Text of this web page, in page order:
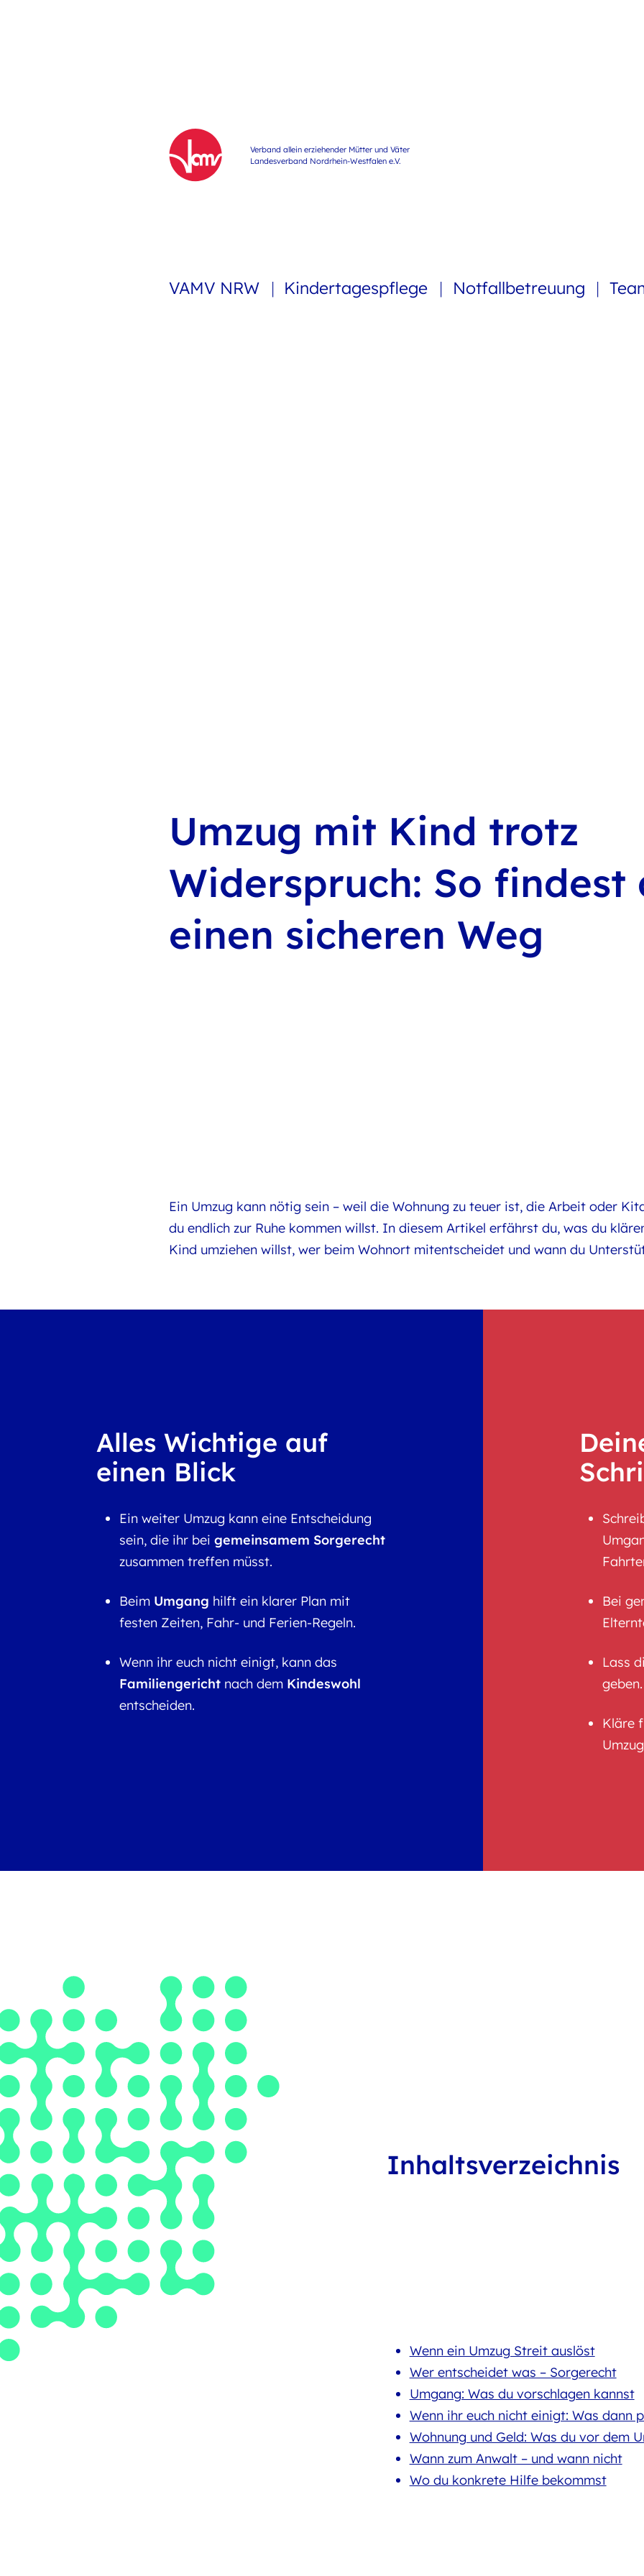
Verband allein erziehender Mütter und Väter
Landesverband Nordrhein-Westfalen e.V.
VAMV NRW Kindertagespflege Notfallbetreuung
Umzug mit Kind trotz
Widerspruch: So findest
einen sicheren Weg
Ein Umzug kann nötig sein – weil die Wohnung zu teuer ist, die Arbeit oder
du endlich zur Ruhe kommen willst. In diesem Artikel erfährst du, was du
Kind umziehen willst, wer beim Wohnort mitentscheidet und wann du
Alles Wichtige auf
einen Blick
Ein weiter Umzug kann eine Entscheidung
sein, die ihr beigemeinsamem Sorgerecht
zusammen treffen müsst.
Beim Umgang hilft ein klarer Plan mit
festen Zeiten, Fahr- und Ferien-Regeln.
Wenn ihr euch nicht einigt, kann das
Familiengericht nach dem Kindeswohl
entscheiden.
Bei
Lass
geben.
Kläre
Inhaltsverzeichnis
Wenn ein Umzug Streit auslöst
Wer entscheidet was – Sorgerecht
Umgang: Was du vorschlagen kannst
Wenn ihr euch nicht einigt: Was dann
Wohnung und Geld: Was du vor dem
Wann zum Anwalt – und wann nicht
Wo du konkrete Hilfe bekommst